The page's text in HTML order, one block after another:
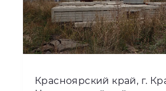
Красноярский край, г.